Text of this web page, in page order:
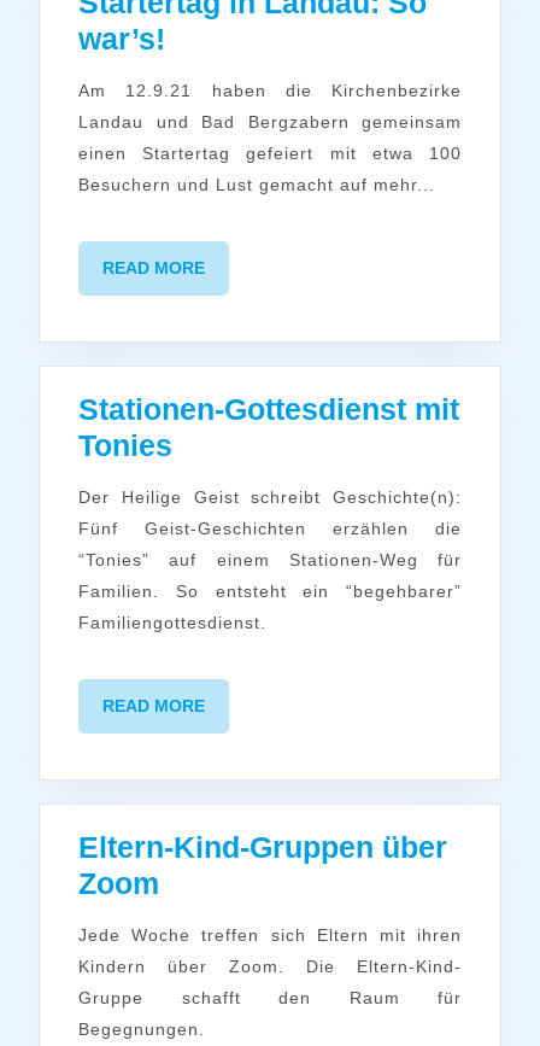
war’s!
Landau:
So
war’s!
Am 12.9.21 haben die Kirchenbezirke
Landau und Bad Bergzabern gemeinsam
einen Startertag gefeiert mit etwa 100
Besuchern und Lust gemacht auf mehr...
READ MOREREAD
MORE
Stationen-Gottesdienst mit
Tonies
mit
Tonies
Der Heilige Geist schreibt Geschichte(n):
Fünf Geist-Geschichten erzählen die
“Tonies” auf einem Stationen-Weg für
Familien. So entsteht ein “begehbarer”
Familiengottesdienst.
READ MOREREAD
MORE
Eltern-Kind-Gruppen über
Zoom
Gruppen
über
Zoom
Jede Woche treffen sich Eltern mit ihren
Kindern über Zoom. Die Eltern-Kind-
Gruppe schafft den Raum für
Begegnungen.